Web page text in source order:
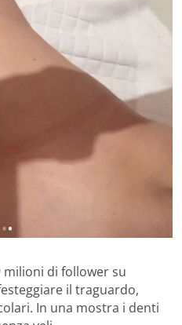
milioni di follower su
il traguardo,
In una mostra i denti